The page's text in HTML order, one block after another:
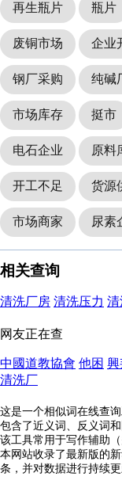
再生瓶片 瓶片
废铜市场 企业
钢厂采购 纯碱
市场库存 挺市
电石企业 原料
开工不足 货源
市场商家 尿素
相关查询
清洗厂房 清洗压力 清
网友正在查
中國道教協會 他困 興
清洗厂
这是一个相似词在线查
包含了近义词、反义词和
该工具常用于写作辅助
本网站收录了最新版的
条，并对数据进行持续